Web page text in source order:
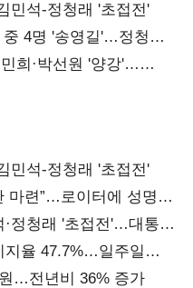
민석-정청래 '초접전'
4명 '송영길'…정청래
희·박선원 '양강'…
민석-정청래 '초접전'
마련”…로이터에 성명
정청래 '초접전'…대통령
율 47.7%…일주일
…전년비 36% 증가